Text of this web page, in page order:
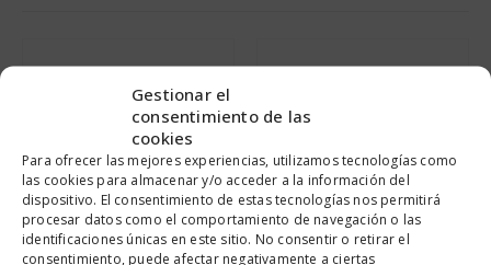
Gestionar el
consentimiento de las
cookies
Para ofrecer las mejores experiencias, utilizamos tecnologías como
las cookies para almacenar y/o acceder a la información del
dispositivo. El consentimiento de estas tecnologías nos permitirá
procesar datos como el comportamiento de navegación o las
identificaciones únicas en este sitio. No consentir o retirar el
consentimiento, puede afectar negativamente a ciertas